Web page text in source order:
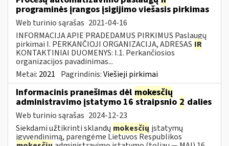
programinės įrangos įsigijimo viešasis pirkimas
Web turinio sąrašas 2021-04-16
INFORMACIJA APIE PRADEDAMUS PIRKIMUS Paslaugų
pirkimai I. PERKANČIOJI ORGANIZACIJA, ADRESAS IR
KONTAKTINIAI DUOMENYS: I.1. Perkančiosios
organizacijos pavadinimas...
Metai: 2021 Pagrindinis:Viešieji pirkimai
Informacinis pranešimas dėl mokesčių
administravimo įstatymo 16 straipsnio 2 dalies
Web turinio sąrašas 2024-12-23
Siekdami užtikrinti sklandų mokesčių įstatymų
įgyvendinimą, parengėme Lietuvos Respublikos